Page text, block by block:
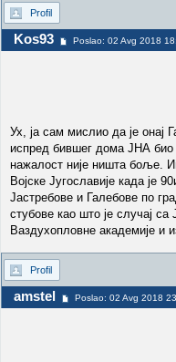
Profil
Kos93 Poslao: 02 Avg 2018
Ух, ја сам мислио да је онај
испред бившег дома ЈНА
нажалост није ништа боље.
Војске Југославије када је
Јастребове и Галебове по
стубове као што је случај
Ваздухопловне академије и
Profil
amstel Poslao: 02 Avg 2018